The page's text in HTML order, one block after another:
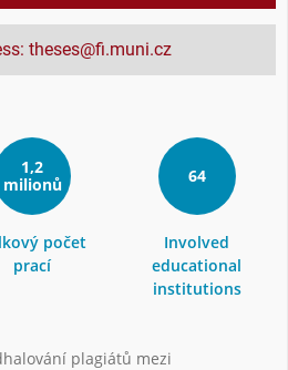
theses@fi.muni.cz
1,2
milionů
počet
prací
64
Involved
educational
institutions
plagiátů mezi